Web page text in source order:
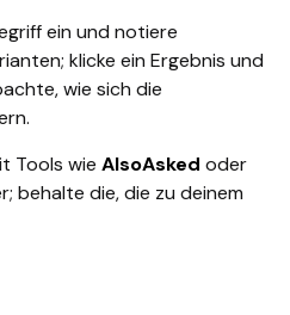
ein und notiere
klicke ein Ergebnis und
wie sich die
Tools wie AlsoAsked oder
behalte die, die zu deinem